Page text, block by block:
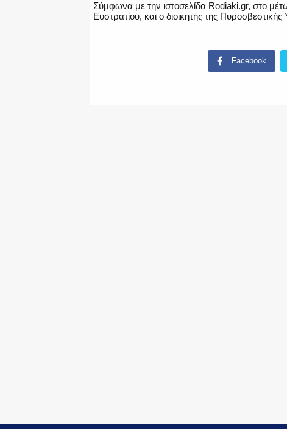
Σύμφωνα με την ιστοσελίδα Rodiaki.gr, στο
Ευστρατίου, και ο διοικητής της
Facebook